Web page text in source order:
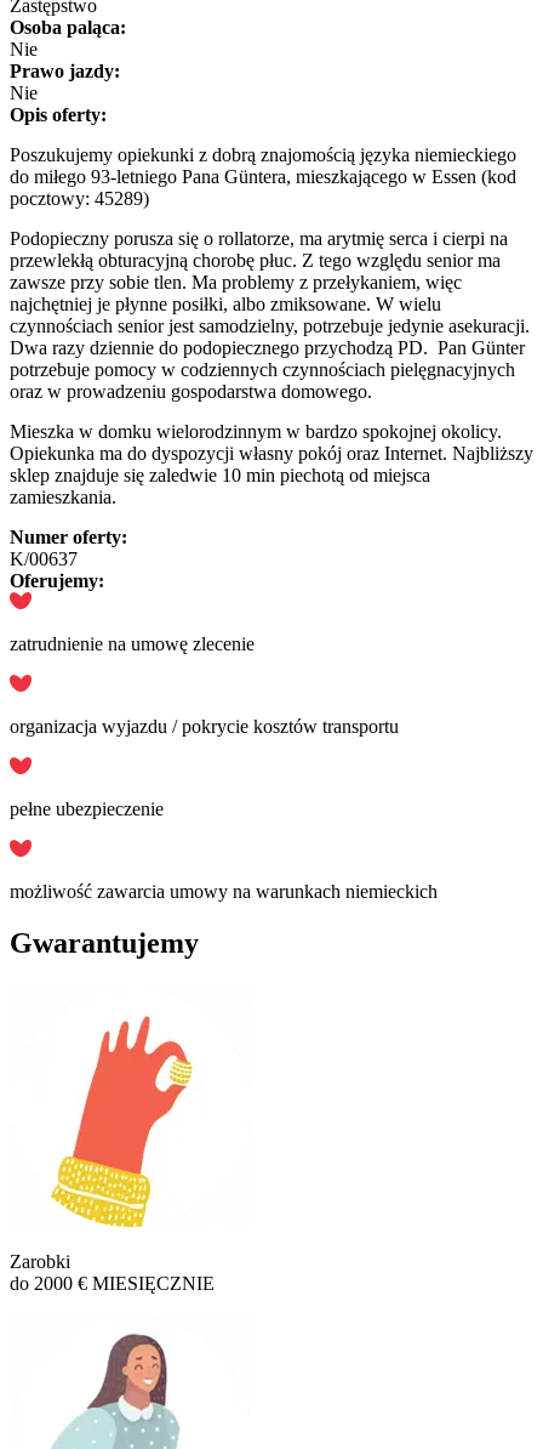
Zastępstwo
Osoba paląca:
Nie
Prawo jazdy:
Nie
Opis oferty:
Poszukujemy opiekunki z dobrą znajomością języka niemieckiego
do miłego 93-letniego Pana Güntera, mieszkającego w Essen (kod
pocztowy: 45289)
Podopieczny porusza się o rollatorze, ma arytmię serca i cierpi na
przewlekłą obturacyjną chorobę płuc. Z tego względu senior ma
zawsze przy sobie tlen. Ma problemy z przełykaniem, więc
najchętniej je płynne posiłki, albo zmiksowane. W wielu
czynnościach senior jest samodzielny, potrzebuje jedynie asekuracji.
Dwa razy dziennie do podopiecznego przychodzą PD. Pan Günter
potrzebuje pomocy w codziennych czynnościach pielęgnacyjnych
oraz w prowadzeniu gospodarstwa domowego.
Mieszka w domku wielorodzinnym w bardzo spokojnej okolicy.
Opiekunka ma do dyspozycji własny pokój oraz Internet. Najbliższy
sklep znajduje się zaledwie 10 min piechotą od miejsca
zamieszkania.
Numer oferty:
K/00637
Oferujemy:
zatrudnienie na umowę zlecenie
organizacja wyjazdu / pokrycie kosztów transportu
pełne ubezpieczenie
możliwość zawarcia umowy na warunkach niemieckich
Gwarantujemy
Zarobki
do 2000 € MIESIĘCZNIE